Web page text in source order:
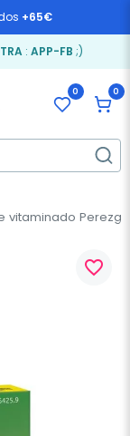
+65€
: APP-FB ;)
0 0
vitaminado
favorite_border